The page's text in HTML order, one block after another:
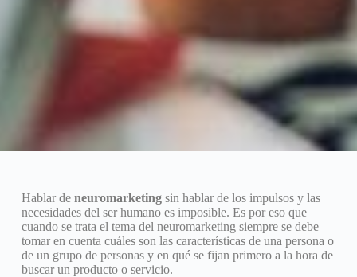
Hablar de neuromarketingsin hablar de los impulsos y las
necesidades del ser humano es imposible. Es por eso que
cuando se trata el tema del neuromarketing siempre se debe
tomar en cuenta cuáles son las características de una persona o
de un grupo de personas y en qué se fijan primero a la hora de
buscar un producto o servicio.